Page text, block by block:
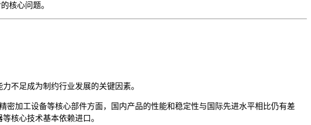
核心问题。
不足成为制约行业发展的关键因素。
加工设备等核心部件方面，国内产品的性能和稳定性与国际先进水平相比仍有差
核心技术基本依赖进口。